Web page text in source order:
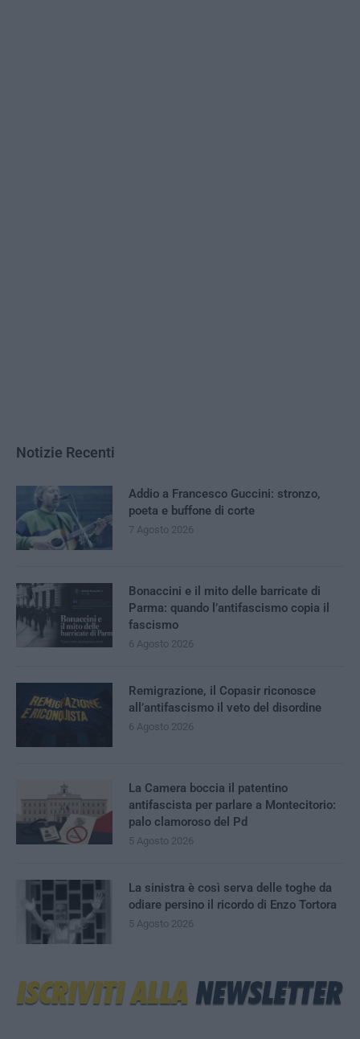
Notizie Recenti
Addio a Francesco Guccini: stronzo,
poeta e buffone di corte
7 Agosto 2026
Bonaccini e il mito delle barricate di
Parma: quando l’antifascismo copia il
fascismo
6 Agosto 2026
Remigrazione, il Copasir riconosce
all’antifascismo il veto del disordine
6 Agosto 2026
La Camera boccia il patentino
antifascista per parlare a Montecitorio:
palo clamoroso del Pd
5 Agosto 2026
La sinistra è così serva delle toghe da
odiare persino il ricordo di Enzo Tortora
5 Agosto 2026